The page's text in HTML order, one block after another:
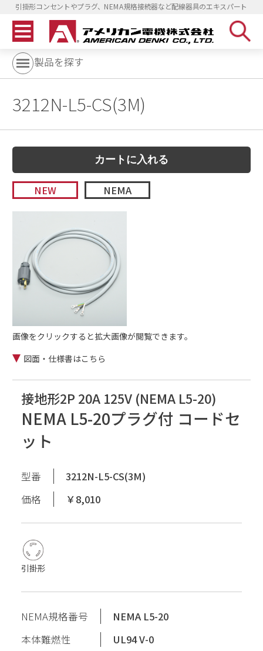
引掛形コンセントやプラグ、NEMA規格接続器など配線器具のエキスパート
製品を探す
3212N-L5-CS(3M)
NEW NEMA
画像をクリックすると拡大画像が閲覧できます。
図面・仕様書はこちら
接地形2P 20A 125V (NEMA L5-20)
NEMA L5-20プラグ付 コードセ
ット
型番
3212N-L5-CS(3M)
価格
￥8,010
引掛形
NEMA規格番号
NEMA L5-20
本体難燃性
UL94 V-0